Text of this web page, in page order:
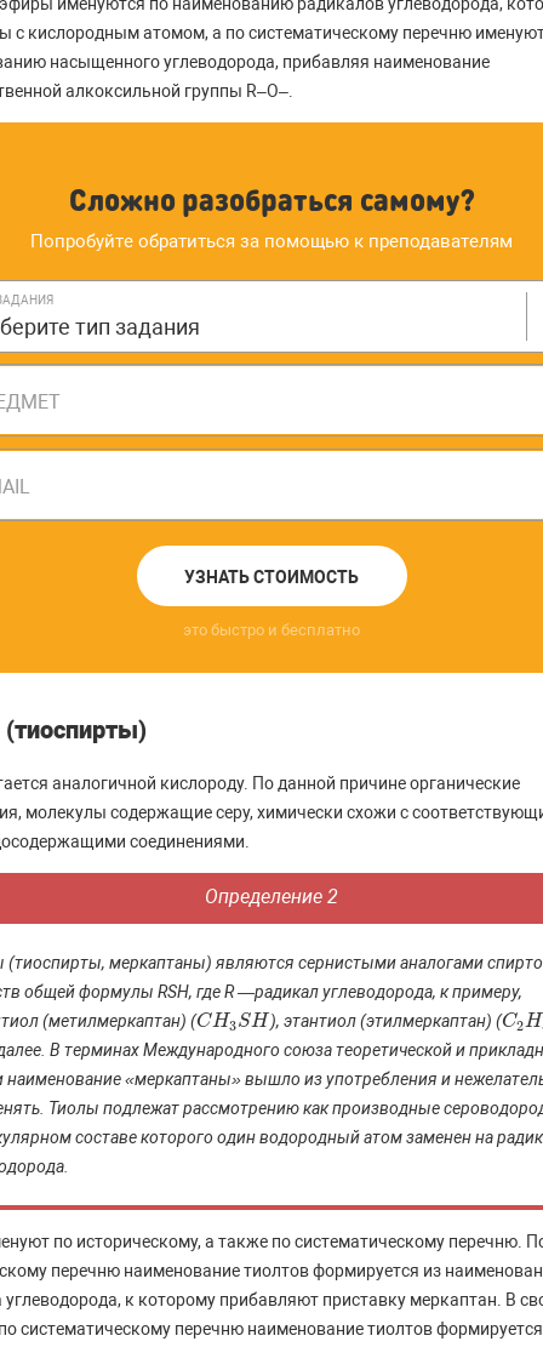
с кислородным атомом, а по систематическому перечню
насыщенного углеводорода, прибавляя наименование
алкоксильной группы R–O–.
Сложно разобраться самому?
Попробуйте обратиться за помощью к преподавателям
тип задания
УЗНАТЬ СТОИМОСТЬ
это быстро и бесплатно
аналогичной кислороду. По данной причине органические
молекулы содержащие серу, химически схожи с
соединениями.
Определение 2
(тиоспирты, меркаптаны) являются сернистыми аналогами
общей формулы RSH, где R —радикал углеводорода, к примеру,
(метилмеркаптан) (CH3SH
CH3SH ), этантиол (этилмеркаптан) (C2H
C2H5
В терминах Международного союза теоретической и
наименование «меркаптаны» вышло из употребления и
Тиолы подлежат рассмотрению как производные
составе которого один водородный атом заменен на
по историческому, а также по систематическому перечню.
перечню наименование тиолтов формируется из
углеводорода, к которому прибавляют приставку меркаптан. В
систематическому перечню наименование тиолтов